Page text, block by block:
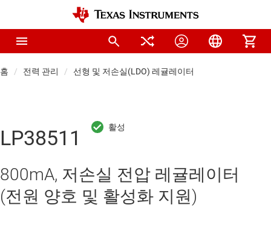
홈 전력 관리 선형 및 저손실(LDO) 레귤레이터
LP38511
800mA, 저손실 전압 레귤레이터
(전원 양호 및 활성화 지원)